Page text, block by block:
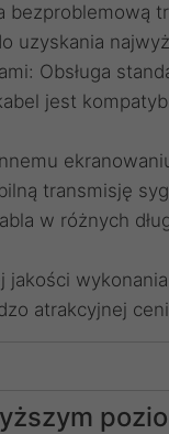
uzyskania
Obsługa
jest
transmisję
w różnych
atrakcyjnej